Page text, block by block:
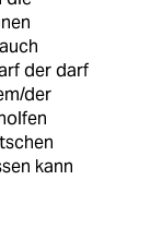
der darf
der
kann